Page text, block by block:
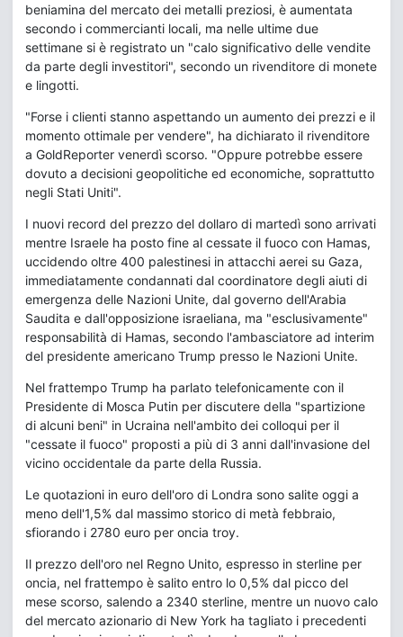
beniamina del mercato dei metalli preziosi, è aumentata
secondo i commercianti locali, ma nelle ultime due
settimane si è registrato un "calo significativo delle vendite
da parte degli investitori", secondo un rivenditore di monete
e lingotti.
"Forse i clienti stanno aspettando un aumento dei prezzi e il
momento ottimale per vendere", ha dichiarato il rivenditore
a GoldReporter venerdì scorso. "Oppure potrebbe essere
dovuto a decisioni geopolitiche ed economiche, soprattutto
negli Stati Uniti".
I nuovi record del prezzo del dollaro di martedì sono arrivati
mentre Israele ha posto fine al cessate il fuoco con Hamas,
uccidendo oltre 400 palestinesi in attacchi aerei su Gaza,
immediatamente condannati dal coordinatore degli aiuti di
emergenza delle Nazioni Unite, dal governo dell'Arabia
Saudita e dall'opposizione israeliana, ma "esclusivamente"
responsabilità di Hamas, secondo l'ambasciatore ad interim
del presidente americano Trump presso le Nazioni Unite.
Nel frattempo Trump ha parlato telefonicamente con il
Presidente di Mosca Putin per discutere della "spartizione
di alcuni beni" in Ucraina nell'ambito dei colloqui per il
"cessate il fuoco" proposti a più di 3 anni dall'invasione del
vicino occidentale da parte della Russia.
Le quotazioni in euro dell'oro di Londra sono salite oggi a
meno dell'1,5% dal massimo storico di metà febbraio,
sfiorando i 2780 euro per oncia troy.
Il prezzo dell'oro nel Regno Unito, espresso in sterline per
oncia, nel frattempo è salito entro lo 0,5% dal picco del
mese scorso, salendo a 2340 sterline, mentre un nuovo calo
del mercato azionario di New York ha tagliato i precedenti